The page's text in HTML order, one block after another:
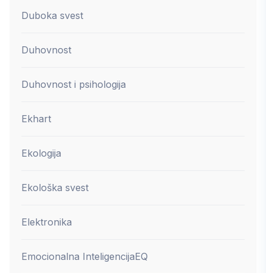
Duboka svest
Duhovnost
Duhovnost i psihologija
Ekhart
Ekologija
Ekološka svest
Elektronika
Emocionalna InteligencijaEQ